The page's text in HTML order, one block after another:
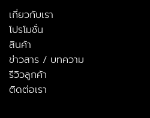
เกี่ยวกับเรา
โปรโมชั่น
สินค้า
ข่าวสาร / บทความ
รีวิวลูกค้า
ติดต่อเรา